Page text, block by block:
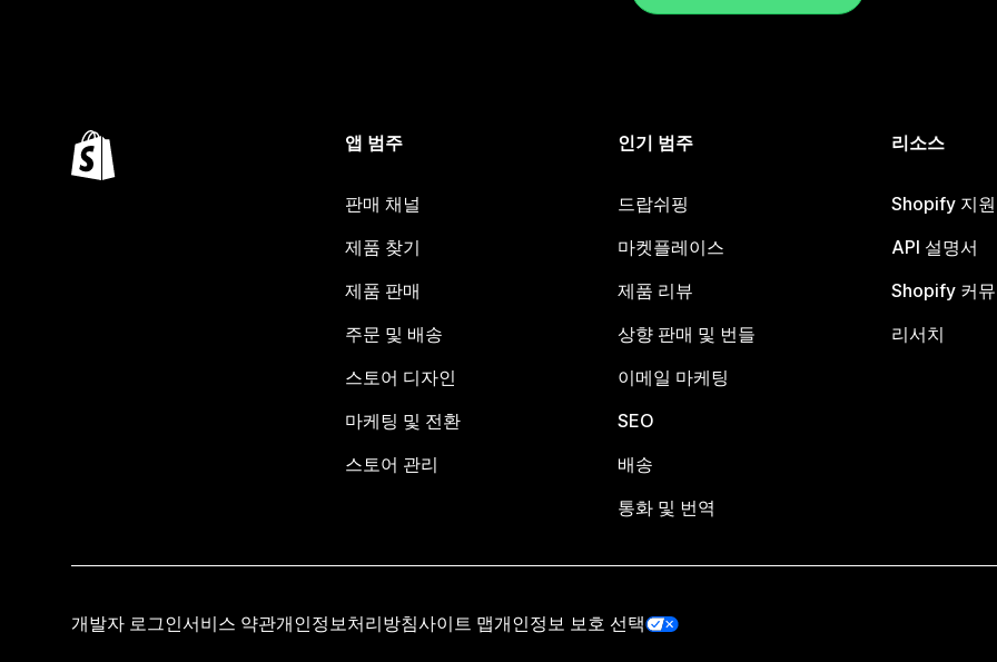
앱 범주
판매 채널
제품 찾기
제품 판매
주문 및 배송
스토어 디자인
마케팅 및 전환
스토어 관리
인기 범주
드랍쉬핑
마켓플레이스
제품 리뷰
상향 판매 및 번들
이메일 마케팅
SEO
배송
통화 및 번역
리소스
Shopify 지원
API 설명서
Shopify 커
리서치
개발자 로그인서비스 약관개인정보처리방침사이트 맵개인정보 보호 선택